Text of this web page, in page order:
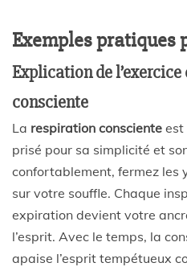
Exemples pratiques
Explication de
consciente
La respiration consciente est
prisé pour sa simplicité et
confortablement, fermez les
sur votre souffle. Chaque
expiration devient votre
l’esprit. Avec le temps, la
apaise l’esprit tempétueux